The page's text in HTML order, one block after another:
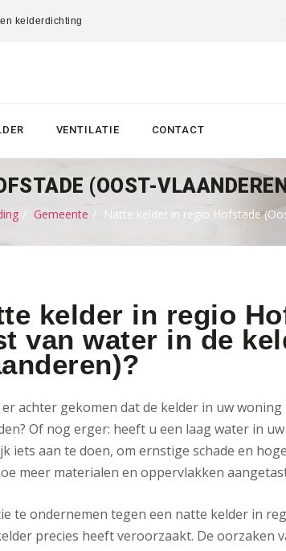
kelderdichting
VENTILATIE CONTACT
(OOST-
Gemeente Natte kelder in regio Hofstade
kelder in regio
van water in de
achter gekomen dat de kelder in uw
Of nog erger: heeft u een laag water in
iets aan te doen, om ernstige schade en
meer materialen en oppervlakken
te ondernemen tegen een natte kelder in
precies heeft veroorzaakt. De oorzaken